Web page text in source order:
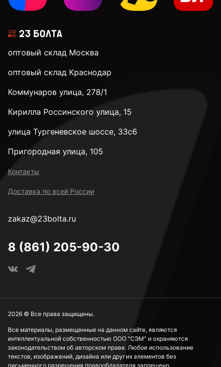
оптовый склад Москва
оптовый склад Краснодар
Коммунаров улица, 278/1
Кирилла Россинского улица, 15
улица Тургеневское шоссе, 33с6
Пригородная улица, 105
Контакты
Доставка по всей России
zakaz@23bolta.ru
8 (861) 205-90-30
Все материалы, размещенные на данном сайте, являются
интеллектуальной собственностью ООО "СЭМ" и охраняются
законодательством об авторском праве. Любое использование
текстов, изображений, дизайна или других элементов без
письменного разрешения правообладателя запрещено.
2026 © Все права защищены.